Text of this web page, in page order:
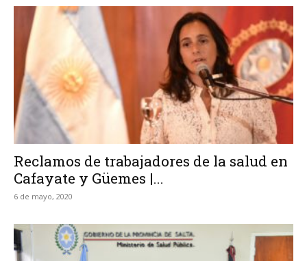
Reclamos de trabajadores de la salud en
Cafayate y Güemes |...
6 de mayo, 2020